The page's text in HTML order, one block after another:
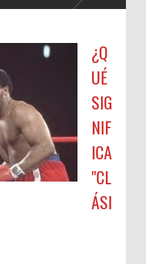
¿Q
UÉ
SIG
NIF
ICA
"CL
ÁSI